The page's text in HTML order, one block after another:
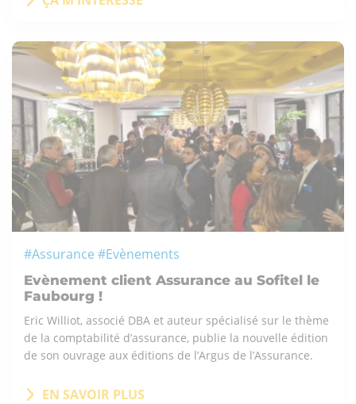
#Assurance #Evènements
Evènement client Assurance au Sofitel le
Faubourg !
Eric Williot, associé DBA et auteur spécialisé sur le thème
de la comptabilité d’assurance, publie la nouvelle édition
de son ouvrage aux éditions de l’Argus de l’Assurance.
EN SAVOIR PLUS